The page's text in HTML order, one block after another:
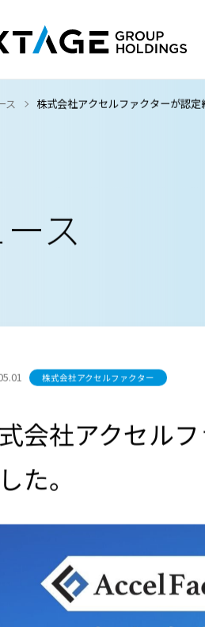
株式会社アクセルファクターが認
ス
会社アクセル
た。
株式会社アクセルファクター